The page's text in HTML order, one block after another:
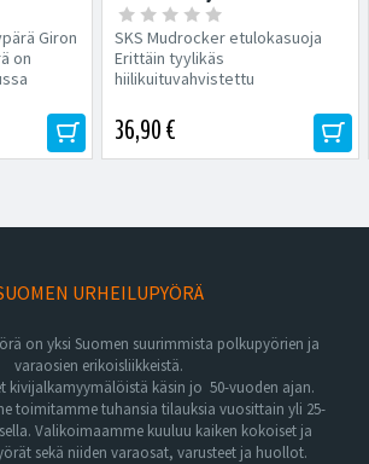
Giron
on
SKS Mudrocker etulokasuoja
Erittäin tyylikäs
hiilikuituvahvistettu
29" maastopyöriin.
36,90 €
URHEILUPYÖRÄ
on yksi Suomen suurimmista polkupyörien ja
varaosien erikoisliikkeistä.
kivijalkamyymälöistä käsin jo 50-vuoden ajan.
toimitamme tuhansia tilauksia vuosittain yli 25-
Valikoimaamme kuuluu kaiken kokoiset ja
sekä niiden varaosat, varusteet ja huollot.